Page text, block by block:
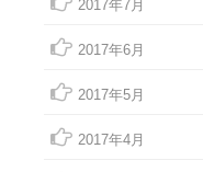
2017年7月
2017年6月
2017年5月
2017年4月